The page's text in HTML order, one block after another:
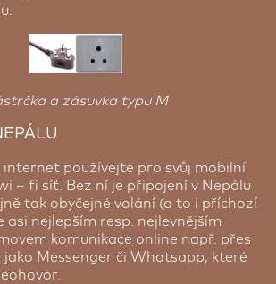
a zásuvka typu M
internet používejte pro svůj mobilní
– fi síť. Bez ní je připojení v Nepálu
tak obyčejné volání (a to i příchozí
asi nejlepším resp. nejlevnějším
komunikace online např. přes
jako Messenger či Whatsapp, které